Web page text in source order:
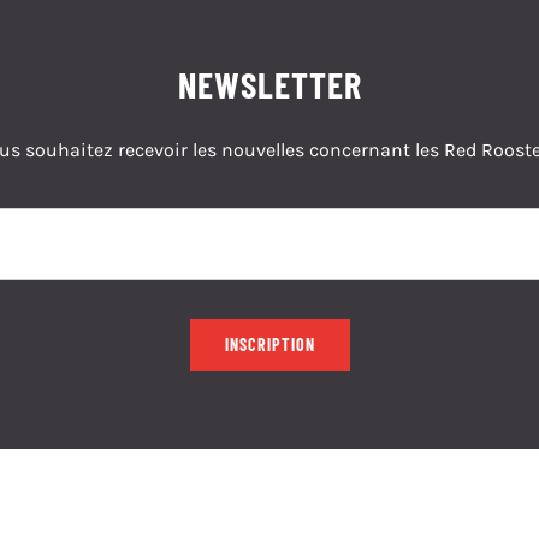
NEWSLETTER
souhaitez recevoir les nouvelles concernant les Red
INSCRIPTION